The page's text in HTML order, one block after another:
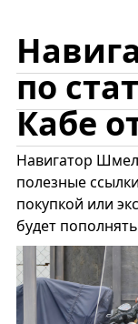
по
Кабе
Навигатор
полезные
покупкой или
будет